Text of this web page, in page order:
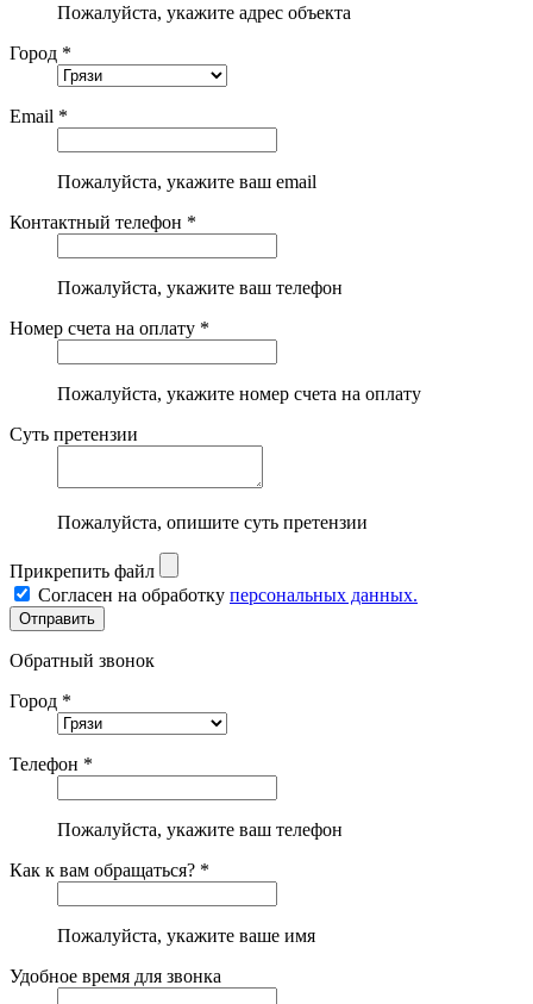
Пожалуйста, укажите адрес объекта
Город *
Email *
Пожалуйста, укажите ваш email
Контактный телефон *
Пожалуйста, укажите ваш телефон
Номер счета на оплату *
Пожалуйста, укажите номер счета на оплату
Суть претензии
Пожалуйста, опишите суть претензии
Прикрепить файл
Согласен на обработку персональных данных.
Обратный звонок
Город *
Телефон *
Пожалуйста, укажите ваш телефон
Как к вам обращаться? *
Пожалуйста, укажите ваше имя
Удобное время для звонка